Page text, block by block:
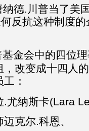
德.川普当了美
反抗这种制度
基金会中的四位
改变成十四人
：
.尤纳斯卡(Lara
克尔.科恩、